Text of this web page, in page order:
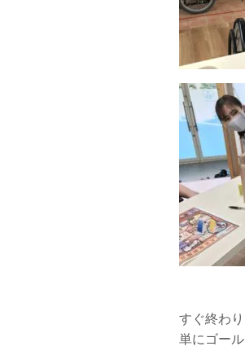
すぐ終わ
単にゴール